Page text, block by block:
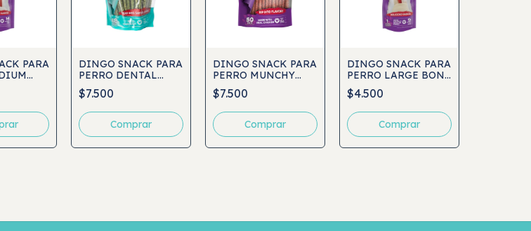
PARA
DINGO SNACK PARA
PERRO DENTAL
STICKS 48UND
$7.500
DINGO SNACK PARA
PERRO MUNCHY
STICK 50UND
$7.500
DINGO SNACK PARA
PERRO LARGE BONE
1UND
$4.500